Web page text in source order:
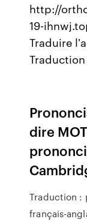
http://
19-
Traduire
dire
Traduction :
français-